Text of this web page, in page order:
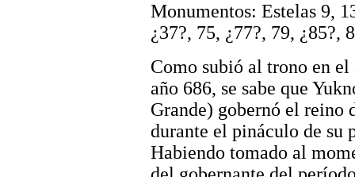
Monumentos: Estelas 9,
¿37?, 75, ¿77?, 79, ¿85?,
Como subió al trono en
año 686, se sabe que
Grande) gobernó el reino
durante el pináculo de su
Habiendo tomado al